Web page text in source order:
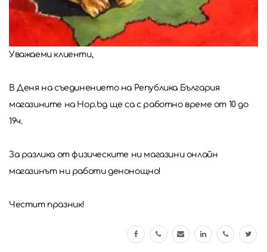
Уважаеми клиенти,
В Деня на съединението на Република България
магазините на Hop.bg ще са с работно време от 10 до
19ч.
За разлика от физическите ни магазини онлайн
магазинът ни работи денонощно!
Честит празник!